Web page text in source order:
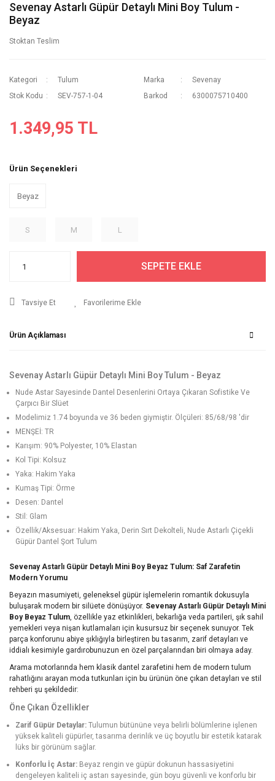
Sevenay Astarlı Güpür Detaylı Mini Boy Tulum -
Beyaz
Stoktan Teslim
Kategori Tulum Marka
Sevenay
Stok Kodu
SEV-757-1-04 Barkod 6300075710400
1.349,95 TL
Ürün Seçenekleri
Beyaz
S M L
SEPETE EKLE
Tavsiye Et
Ürün Açıklaması
Sevenay Astarlı Güpür Detaylı Mini Boy Tulum - Beyaz
Nude Astar Sayesinde Dantel Desenlerini Ortaya Çıkaran Sofistike Ve
Çarpıcı Bir Slüet
Modelimiz 1.74 boyunda ve 36 beden giymiştir. Ölçüleri: 85/68/98 'dir
MENŞEİ: TR
Karışım: 90% Polyester, 10% Elastan
Kol Tipi: Kolsuz
Yaka: Hakim Yaka
Kumaş Tipi: Örme
Desen: Dantel
Stil: Glam
Özellik/Aksesuar: Hakim Yaka, Derin Sırt Dekolteli, Nude Astarlı Çiçekli
Güpür Dantel Şort Tulum
Sevenay Astarlı Güpür Detaylı Mini Boy Beyaz Tulum: Saf Zarafetin
Modern Yorumu
Beyazın masumiyeti, geleneksel güpür işlemelerin romantik dokusuyla
buluşarak modern bir silüete dönüşüyor. Sevenay Astarlı Güpür Detaylı Mini
Boy Beyaz Tulum, özellikle yaz etkinlikleri, bekarlığa veda partileri, şık sahil
yemekleri veya nişan kutlamaları için kusursuz bir seçenek sunuyor. Tek
parça konforunu abiye şıklığıyla birleştiren bu tasarım, zarif detayları ve
iddialı kesimiyle gardırobunuzun en özel parçalarından biri olmaya aday.
Arama motorlarında hem klasik dantel zarafetini hem de modern tulum
rahatlığını arayan moda tutkunları için bu ürünün öne çıkan detayları ve stil
rehberi şu şekildedir:
Öne Çıkan Özellikler
Zarif Güpür Detaylar: Tulumun bütününe veya belirli bölümlerine işlenen
yüksek kaliteli güpürler, tasarıma derinlik ve üç boyutlu bir estetik katarak
lüks bir görünüm sağlar.
Konforlu İç Astar: Beyaz rengin ve güpür dokunun hassasiyetini
dengeleyen kaliteli iç astarı sayesinde, gün boyu güvenli ve konforlu bir